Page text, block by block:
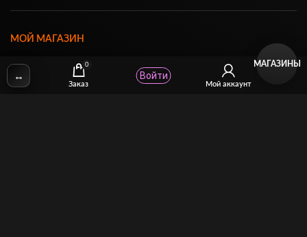
МОЙ МАГАЗИН
↔
0
Заказ Мой аккаунт
Войти
МАГАЗИНЫ